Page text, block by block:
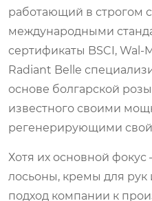
работающий в строгом
международными
сертификаты BSCI, Wal-
Radiant Belle
основе болгарской
известного своими
регенерирующими
Хотя их основной
лосьоны, кремы для
подход компании к